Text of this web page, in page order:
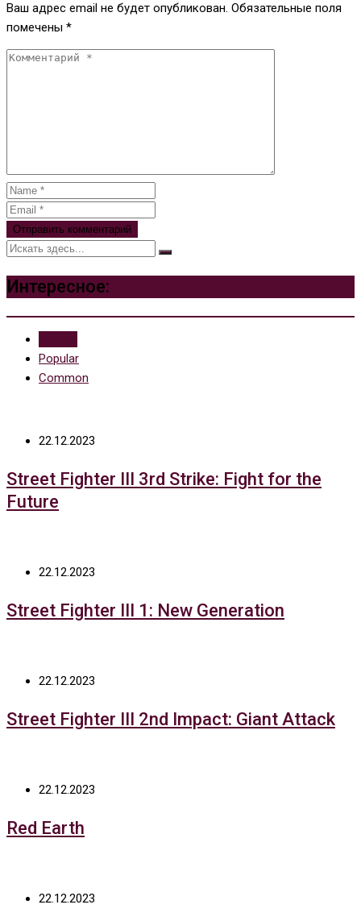
Ваш адрес email не будет опубликован. Обязательные поля
помечены *
Интересное:
Popular
Common
22.12.2023
Street Fighter III 3rd Strike: Fight for the
Future
22.12.2023
Street Fighter III 1: New Generation
22.12.2023
Street Fighter III 2nd Impact: Giant Attack
22.12.2023
Red Earth
22.12.2023